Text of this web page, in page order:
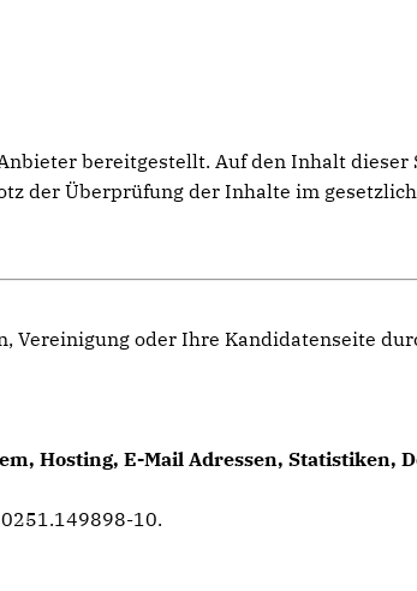
bereitgestellt. Auf den Inhalt
der Überprüfung der Inhalte im
Vereinigung oder Ihre Kandidatenseite
Hosting, E-Mail Adressen, Statistiken,
10.